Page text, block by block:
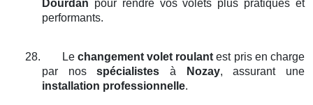
Dourdan pour rendre vos volets plus pratiques et
performants.
28. Le changement volet roulant est pris en charge
par nosspécialistes à Nozay, assurant une
installation professionnelle.